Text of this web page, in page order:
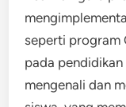
seperti program
pada
mengenali dan